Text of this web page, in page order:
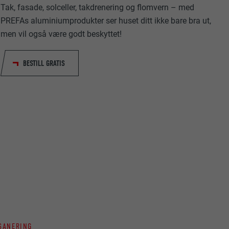
Tak, fasade, solceller, takdrenering og flomvern – med
PREFAs aluminiumprodukter ser huset ditt ikke bare bra ut,
men vil også være godt beskyttet!
BESTILL GRATIS
Har
oss»-